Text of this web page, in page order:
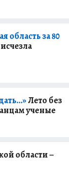
область за 80
Лето без
ученые
области –